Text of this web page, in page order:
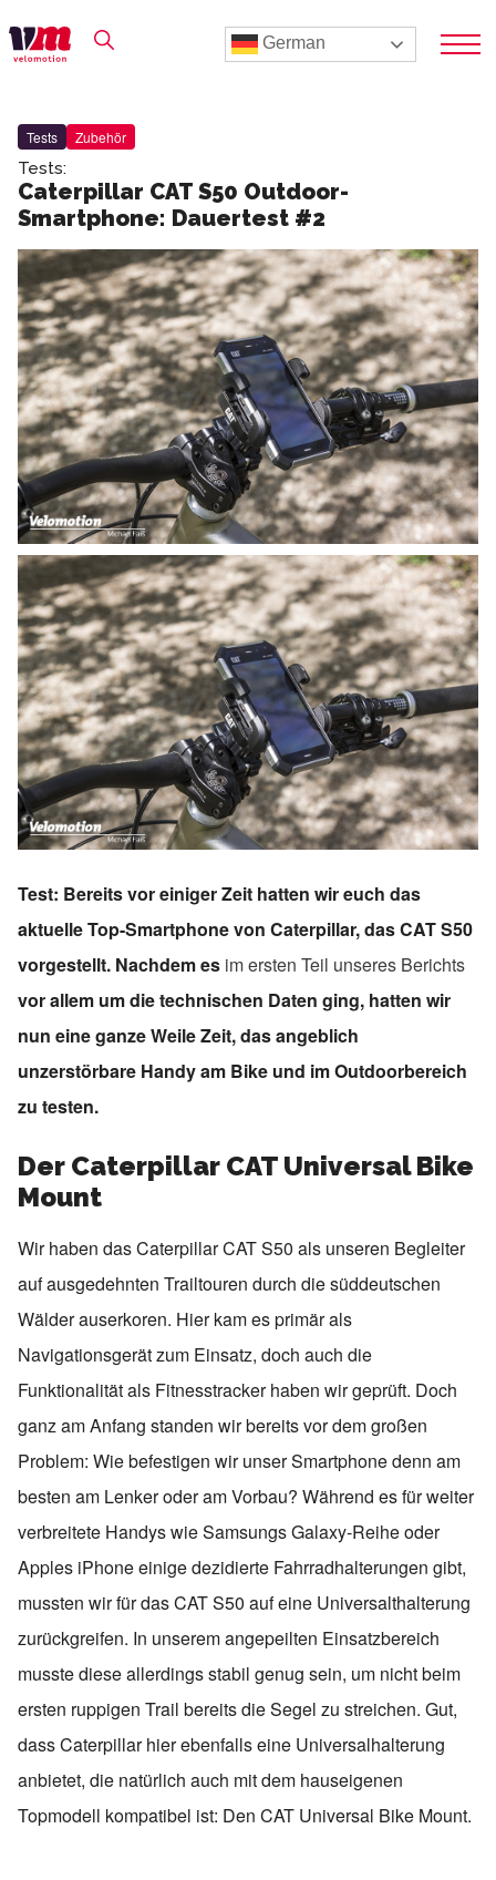
German
Tests Zubehör
Tests:
Caterpillar CAT S50 Outdoor-
Smartphone: Dauertest #2
Test: Bereits vor einiger Zeit hatten wir euch das
aktuelle Top-Smartphone von Caterpillar, das CAT S50
vorgestellt. Nachdem es im ersten Teil unseres Berichts
vor allem um die technischen Daten ging, hatten wir
nun eine ganze Weile Zeit, das angeblich
unzerstörbare Handy am Bike und im Outdoorbereich
zu testen.
Der Caterpillar CAT Universal Bike
Mount
Wir haben das Caterpillar CAT S50 als unseren Begleiter
auf ausgedehnten Trailtouren durch die süddeutschen
Wälder auserkoren. Hier kam es primär als
Navigationsgerät zum Einsatz, doch auch die
Funktionalität als Fitnesstracker haben wir geprüft. Doch
ganz am Anfang standen wir bereits vor dem großen
Problem: Wie befestigen wir unser Smartphone denn am
besten am Lenker oder am Vorbau? Während es für weiter
verbreitete Handys wie Samsungs Galaxy-Reihe oder
Apples iPhone einige dezidierte Fahrradhalterungen gibt,
mussten wir für das CAT S50 auf eine Universalthalterung
zurückgreifen. In unserem angepeilten Einsatzbereich
musste diese allerdings stabil genug sein, um nicht beim
ersten ruppigen Trail bereits die Segel zu streichen. Gut,
dass Caterpillar hier ebenfalls eine Universalhalterung
anbietet, die natürlich auch mit dem hauseigenen
Topmodell kompatibel ist: Den CAT Universal Bike Mount.